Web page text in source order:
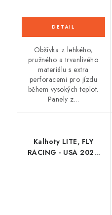
Obšívka z lehkého,
pružného a trvanlivého
materiálu s extra
perforacemi pro jízdu
během vysokých teplot.
Panely z...
Kalhoty LITE, FLY
RACING - USA 2026